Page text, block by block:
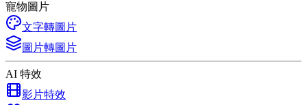
寵物圖片
文字轉圖片
圖片轉圖片
AI 特效
影片特效